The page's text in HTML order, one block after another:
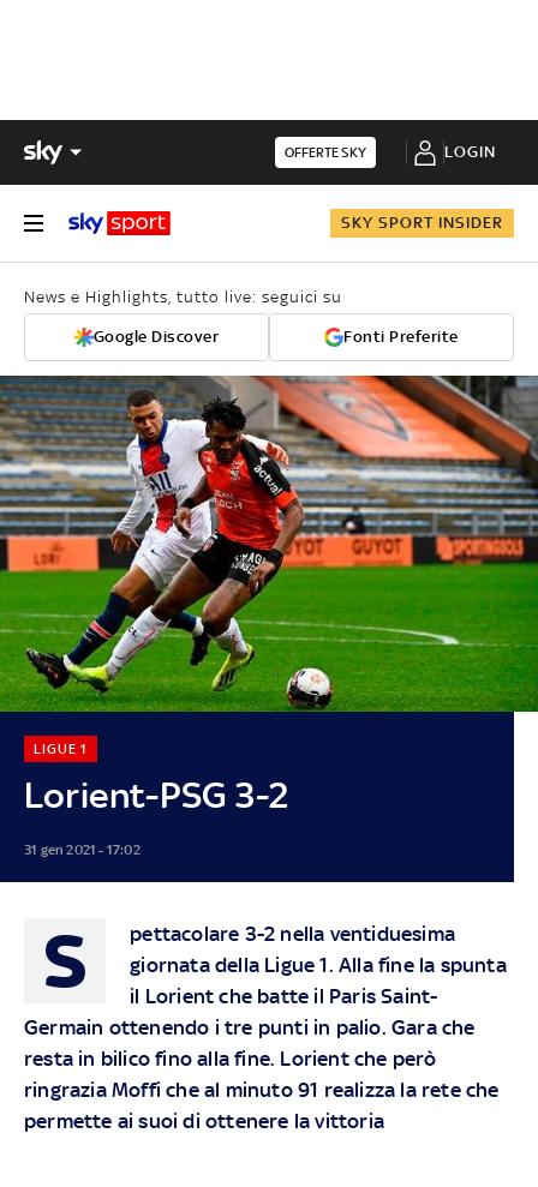
OFFERTE SKY LOGIN
SKY SPORT INSIDER
News e Highlights, tutto live: seguici su
Google Discover Fonti Preferite
Lorient-PSG 3-2
LIGUE 1
31 gen 2021 - 17:02
S
pettacolare 3-2 nella ventiduesima
giornata della Ligue 1. Alla fine la spunta
il Lorient che batte il Paris Saint-
Germain ottenendo i tre punti in palio. Gara che
resta in bilico fino alla fine. Lorient che però
ringrazia Moffi che al minuto 91 realizza la rete che
permette ai suoi di ottenere la vittoria